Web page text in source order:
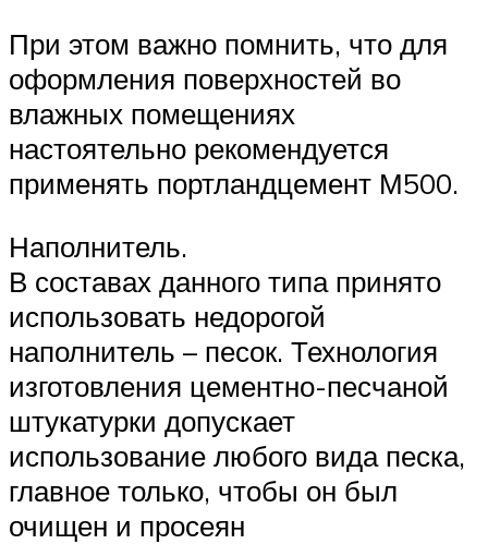
При этом важно помнить, что для
оформления поверхностей во
влажных помещениях
настоятельно рекомендуется
применять портландцемент М500.
Наполнитель.
В составах данного типа принято
использовать недорогой
наполнитель – песок. Технология
изготовления цементно-песчаной
штукатурки допускает
использование любого вида песка,
главное только, чтобы он был
очищен и просеян